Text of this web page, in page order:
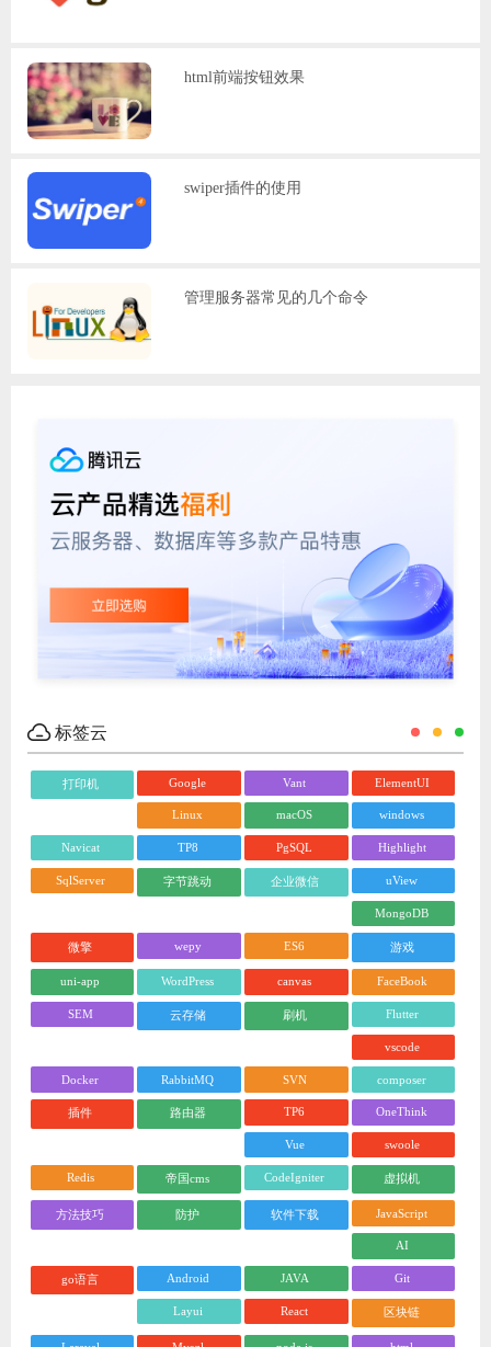
html前端按钮效果
swiper插件的使用
管理服务器常见的几个命令
标签云
打印机 Google Vant ElementUI
Linux macOS windows
Navicat TP8 PgSQL Highlight
SqlServer 字节跳动 企业微信 uView
MongoDB
微擎 wepy ES6 游戏
uni-app WordPress canvas FaceBook
SEM 云存储 刷机 Flutter
vscode
Docker RabbitMQ SVN composer
插件 路由器 TP6 OneThink
Vue swoole
Redis 帝国cms CodeIgniter 虚拟机
方法技巧 防护 软件下载 JavaScript
AI
go语言 Android JAVA Git
Layui React 区块链